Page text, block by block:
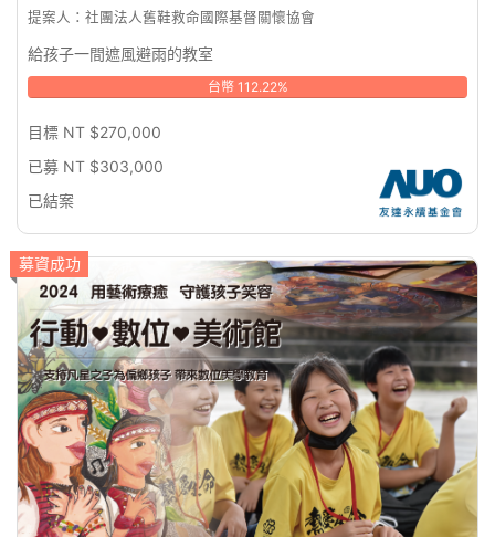
提案人：社團法人舊鞋救命國際基督關懷協會
給孩子一間遮風避雨的教室
台幣 112.22%
目標 NT $270,000
已募 NT $303,000
已結案
募資成功